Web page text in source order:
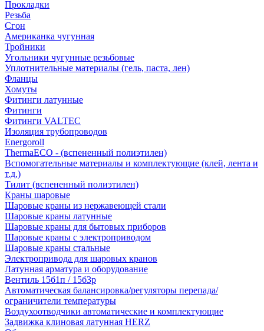
Прокладки
Резьба
Сгон
Американка чугунная
Тройники
Угольники чугунные резьбовые
Уплотнительные материалы (гель, паста, лен)
Фланцы
Хомуты
Фитинги латунные
Фитинги
Фитинги VALTEC
Изоляция трубопроводов
Energoroll
ThermaECO - (вспененный полиэтилен)
Вспомогательные материалы и комплектующие (клей, лента и
т.д.)
Тилит (вспененный полиэтилен)
Краны шаровые
Шаровые краны из нержавеющей стали
Шаровые краны латунные
Шаровые краны для бытовых приборов
Шаровые краны с электроприводом
Шаровые краны стальные
Электропривода для шаровых кранов
Латунная арматура и оборудование
Вентиль 15б1п / 15б3р
Автоматическая балансировка/регуляторы перепада/
ограничители температуры
Воздухоотводчики автоматические и комплектующие
Задвижка клиновая латунная HERZ